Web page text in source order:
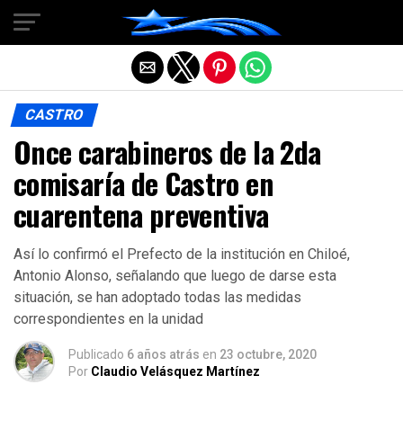
CASTRO
Once carabineros de la 2da
comisaría de Castro en
cuarentena preventiva
Así lo confirmó el Prefecto de la institución en Chiloé,
Antonio Alonso, señalando que luego de darse esta
situación, se han adoptado todas las medidas
correspondientes en la unidad
Publicado 6 años atrás en 23 octubre, 2020
Por Claudio Velásquez Martínez
Salir de la versión móvil